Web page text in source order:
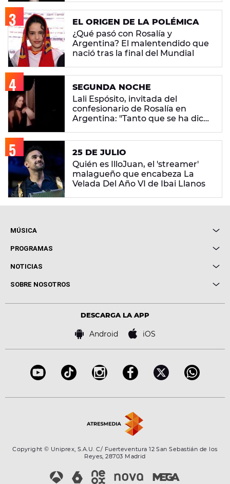
EL ORIGEN DE LA POLÉMICA
¿Qué pasó con Rosalía y
Argentina? El malentendido que
nació tras la final del Mundial
SEGUNDA NOCHE
Lali Espósito, invitada del
confesionario de Rosalía en
Argentina: "Tanto que se ha dicho
fui generosa"
25 DE JULIO
Quién es IlloJuan, el 'streamer'
malagueño que encabeza La
Velada Del Año VI de Ibai Llanos
MÚSICA
Local de Ensayo Europa FM
Conciertos
PROGRAMAS
Cuerpos especiales
Locutores Europa FM
NOTICIAS
Cine y Televisión
Virales
SOBRE NOSOTROS
Bases de concursos
DESCARGA LA APP
Android iOS
Copyright © Uniprex, S.A.U. C/ Fuerteventura 12 San Sebastián de los
Reyes, 28703 Madrid